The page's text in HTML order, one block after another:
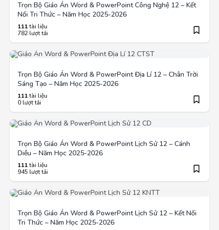
Trọn Bộ Giáo Án Word & PowerPoint Công Nghệ 12 – Kết
Nối Tri Thức – Năm Học 2025-2026
111tài liệu
782 lượt tải
Trọn Bộ Giáo Án Word & PowerPoint Địa Lí 12 – Chân Trời
Sáng Tạo – Năm Học 2025-2026
111tài liệu
0 lượt tải
Trọn Bộ Giáo Án Word & PowerPoint Lịch Sử 12 – Cánh
Diều – Năm Học 2025-2026
111tài liệu
945 lượt tải
Trọn Bộ Giáo Án Word & PowerPoint Lịch Sử 12 – Kết Nối
Tri Thức – Năm Học 2025-2026